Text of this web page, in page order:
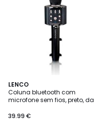
LENCO
Coluna bluetooth com
microfone sem fios, preto, da
€.
39.99 €
4,5
/ 5